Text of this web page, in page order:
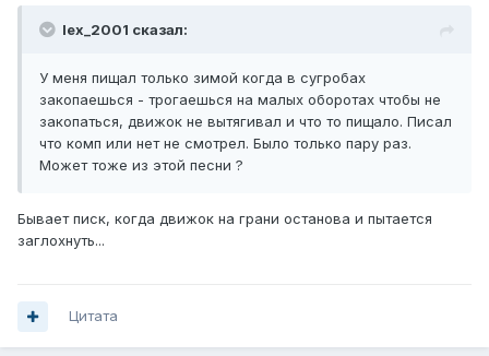
lex_2001 сказал:
У меня пищал только зимой когда в сугробах
закопаешься - трогаешься на малых оборотах чтобы не
закопаться, движок не вытягивал и что то пищало. Писал
что комп или нет не смотрел. Было только пару раз.
Может тоже из этой песни ?
Бывает писк, когда движок на грани останова и пытается
заглохнуть...
Цитата